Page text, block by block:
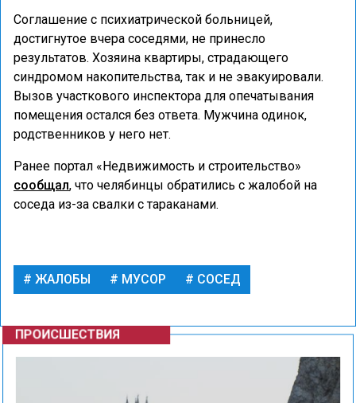
Соглашение с психиатрической больницей,
достигнутое вчера соседями, не принесло
результатов. Хозяина квартиры, страдающего
синдромом накопительства, так и не эвакуировали.
Вызов участкового инспектора для опечатывания
помещения остался без ответа. Мужчина одинок,
родственников у него нет.
Ранее портал «Недвижимость и строительство»
сообщал, что челябинцы обратились с жалобой на
соседа из-за свалки с тараканами.
ЖАЛОБЫ МУСОР СОСЕД
ПРОИСШЕСТВИЯ